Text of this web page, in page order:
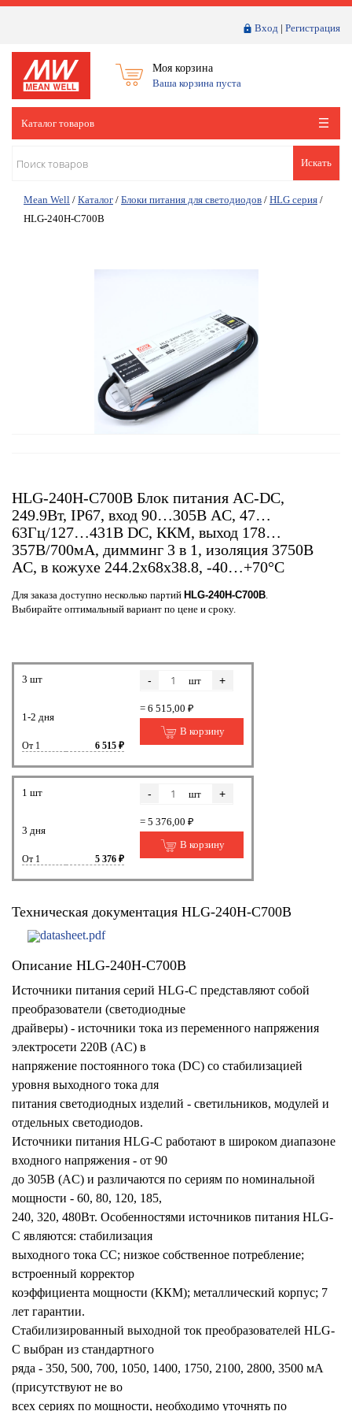
Вход | Регистрация
Моя корзина
Ваша корзина пуста
Каталог товаров
Искать
Mean Well / Каталог / Блоки питания для светодиодов / HLG серия /
HLG-240H-C700B
HLG-240H-C700B Блок питания AC-DC,
249.9Вт, IP67, вход 90…305В AC, 47…
63Гц/127…431В DC, ККМ, выход 178…
357В/700мА, димминг 3 в 1, изоляция 3750В
AC, в кожухе 244.2х68х38.8, -40…+70°С
Для заказа доступно несколько партий HLG-240H-C700B
Выбирайте оптимальный вариант по цене и сроку.
3 шт
1-2 дня
От 1 6 515 ₽
- шт +
= 6 515,00 ₽
В корзину
1 шт
3 дня
От 1 5 376 ₽
- шт +
= 5 376,00 ₽
В корзину
Техническая документация HLG-240H-C700B
datasheet.pdf
Описание HLG-240H-C700B
Источники питания серий HLG-C представляют собой
преобразователи (светодиодные
драйверы) - источники тока из переменного напряжения
электросети 220В (AC) в
напряжение постоянного тока (DC) со стабилизацией
уровня выходного тока для
питания светодиодных изделий - светильников, модулей и
отдельных светодиодов.
Источники питания HLG-C работают в широком диапазоне
входного напряжения - от 90
до 305В (AC) и различаются по сериям по номинальной
мощности - 60, 80, 120, 185,
240, 320, 480Вт. Особенностями источников питания HLG-
C являются: стабилизация
выходного тока CC; низкое собственное потребление;
встроенный корректор
коэффициента мощности (ККМ); металлический корпус; 7
лет гарантии.
Стабилизированный выходной ток преобразователей HLG-
C выбран из стандартного
ряда - 350, 500, 700, 1050, 1400, 1750, 2100, 2800, 3500 мА
(присутствуют не во
всех сериях по мощности, необходимо уточнять по